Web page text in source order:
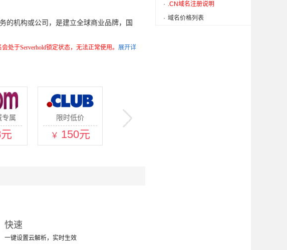
的机构或公司，是建立全球商业品牌，国
处于Serverhold锁定状态，无法正常使用。 展开详
专属 限时低价
￥ 150元
新购低价
快速
一键设置云解析，实时生效
· .CN域名注册说明
· 域名价格列表